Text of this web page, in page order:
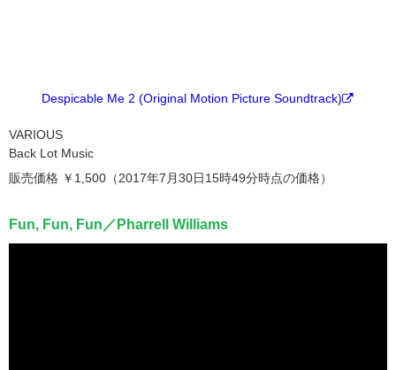
Despicable Me 2 (Original Motion Picture Soundtrack)
VARIOUS
Back Lot Music
販売価格 ￥1,500（2017年7月30日15時49分時点の価格）
Fun, Fun, Fun／Pharrell Williams